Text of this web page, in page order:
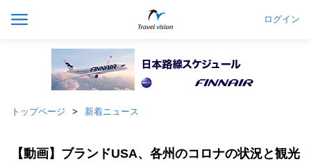
ログイン
トップページ 新着ニュース
【動画】ブランドUSA、各州のコロナの状況と観光